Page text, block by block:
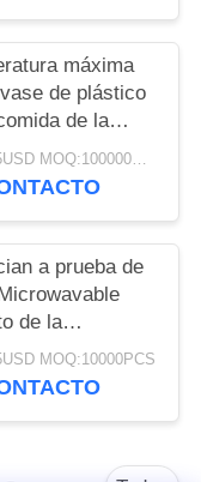
máxima
de plástico
de la
del cubo del
debajo de
0.1-0.55USD MOQ:100000PCS
a prueba de
de la
grande del
IML
MOQ:10000PCS